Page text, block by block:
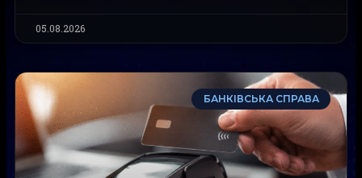
05.08.2026
БАНКІВСЬКА СПРАВА